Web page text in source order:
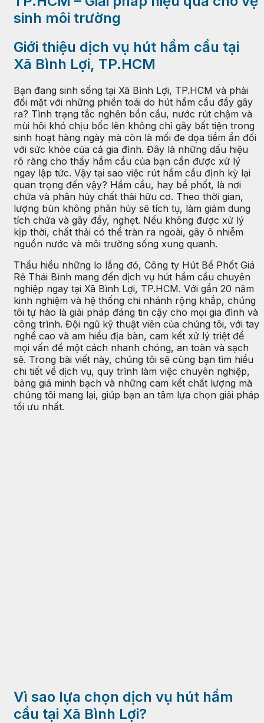
sinh môi trường
Giới thiệu dịch vụ hút hầm cầu tại
Xã Bình Lợi, TP.HCM
Bạn đang sinh sống tại Xã Bình Lợi, TP.HCM và phải
đối mặt với những phiền toái do hút hầm cầu đầy gây
ra? Tình trạng tắc nghẽn bồn cầu, nước rút chậm và
mùi hôi khó chịu bốc lên không chỉ gây bất tiện trong
sinh hoạt hàng ngày mà còn là mối đe dọa tiềm ẩn đối
với sức khỏe của cả gia đình. Đây là những dấu hiệu
rõ ràng cho thấy hầm cầu của bạn cần được xử lý
ngay lập tức. Vậy tại sao việc rút hầm cầu định kỳ lại
quan trọng đến vậy? Hầm cầu, hay bể phốt, là nơi
chứa và phân hủy chất thải hữu cơ. Theo thời gian,
lượng bùn không phân hủy sẽ tích tụ, làm giảm dung
tích chứa và gây đầy, nghẹt. Nếu không được xử lý
kịp thời, chất thải có thể tràn ra ngoài, gây ô nhiễm
nguồn nước và môi trường sống xung quanh.
Thấu hiểu những lo lắng đó, Công ty Hút Bể Phốt Giá
Rẻ Thái Bình mang đến dịch vụ hút hầm cầu chuyên
nghiệp ngay tại Xã Bình Lợi, TP.HCM. Với gần 20 năm
kinh nghiệm và hệ thống chi nhánh rộng khắp, chúng
tôi tự hào là giải pháp đáng tin cậy cho mọi gia đình và
công trình. Đội ngũ kỹ thuật viên của chúng tôi, với tay
nghề cao và am hiểu địa bàn, cam kết xử lý triệt để
mọi vấn đề một cách nhanh chóng, an toàn và sạch
sẽ. Trong bài viết này, chúng tôi sẽ cùng bạn tìm hiểu
chi tiết về dịch vụ, quy trình làm việc chuyên nghiệp,
bảng giá minh bạch và những cam kết chất lượng mà
chúng tôi mang lại, giúp bạn an tâm lựa chọn giải pháp
tối ưu nhất.
Vì sao lựa chọn dịch vụ hút hầm
cầu tại Xã Bình Lợi?